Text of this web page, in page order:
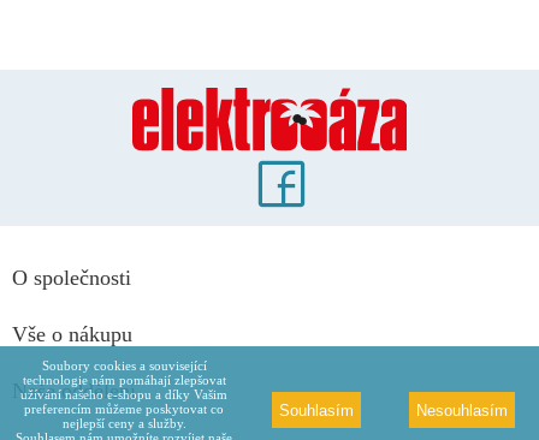
O společnosti
Vše o nákupu
Naše oddělení
Soubory cookies a související
technologie nám pomáhají zlepšovat
užívání našeho e-shopu a díky Vašim
preferencím můžeme poskytovat co
nejlepší ceny a služby.
Souhlasím Nesouhlasím